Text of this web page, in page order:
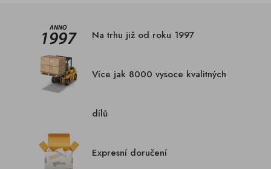
Na trhu již od roku 1997
Více jak 8000 vysoce kvalitných
dílů
Expresní doručení